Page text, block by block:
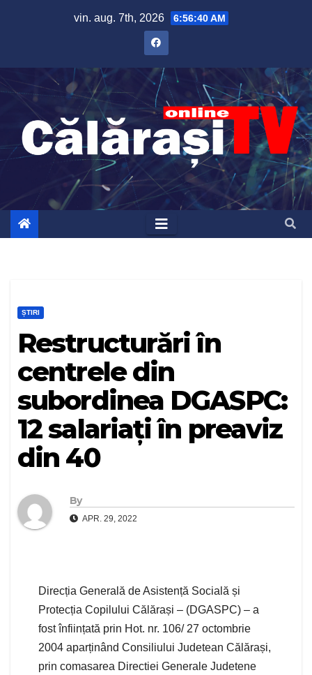
vin. aug. 7th, 2026 6:56:41 AM
ȘTIRI
Restructurări în
centrele din
subordinea DGASPC:
12 salariați în preaviz
din 40
By
APR. 29, 2022
Direcția Generală de Asistență Socială și
Protecția Copilului Călărași – (DGASPC) – a
fost înființată prin Hot. nr. 106/ 27 octombrie
2004 aparținând Consiliului Judetean Călărași,
prin comasarea Directiei Generale Judetene